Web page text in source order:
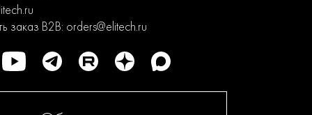
заказ B2B: orders@elitech.ru